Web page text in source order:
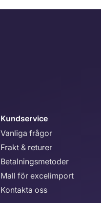
Kundservice
Vanliga frågor
Frakt & returer
Betalningsmetoder
Mall för excelimport
Kontakta oss